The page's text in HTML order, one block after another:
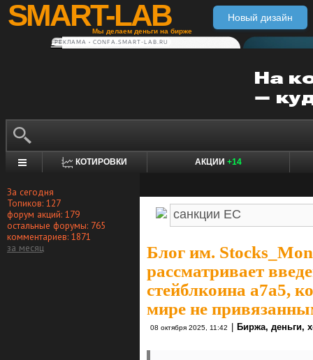
SMART-LAB
Мы делаем деньги на бирже
Новый дизайн
РЕКЛАМА • CONFA.SMART-LAB.RU
КОТИРОВКИ АКЦИИ +14
За сегодня
Топиков: 127
форум акций: 179
остальные форумы: 765
комментариев: 1871
за месяц
Блог им.
рассматривает
стейблкоина a7a5,
мире не
08 октября 2025, 11:42 Биржа, деньги,